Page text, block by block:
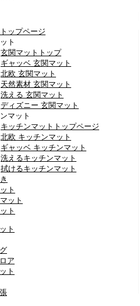
ップページ
ト
玄関マットトップ
ギャッベ 玄関マット
北欧 玄関マット
天然素材 玄関マット
洗える 玄関マット
ディズニー 玄関マット
マット
キッチンマットトップページ
北欧 キッチンマット
ギャッベ キッチンマット
洗えるキッチンマット
拭けるキッチンマット
ト
ット
ト
ト
ア
ト